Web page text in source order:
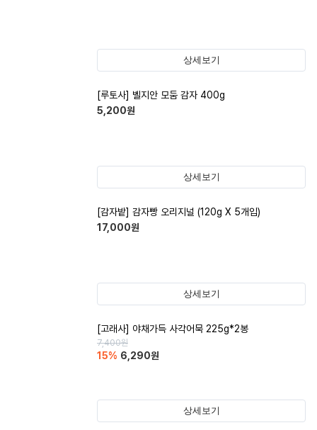
상세보기
[루토사] 벨지안 모둠 감자 400g
5,200원
상세보기
[감자밭] 감자빵 오리지널 (120g X 5개입)
17,000원
상세보기
[고래사] 야채가득 사각어묵 225g*2봉
7,400원
15% 6,290원
상세보기